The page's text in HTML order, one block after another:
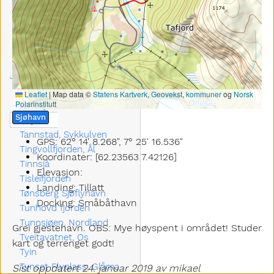
Leaflet | Map data ©Statens Kartverk,Geovekst, kommunerog Norsk
Polarinstitutt
Sjøhavn
GPS: 62° 14' 8.268", 7° 25' 16.536"
Koordinater: [62.23563 7.42126]
Elevasjon:
Landing: Tillatt
Docking: Småbåthavn
Grei gjestehavn. OBS: Mye høyspent i området! Studer
kart og terrenget godt!
Sist oppdatert 24. januar 2019 av mikael
Strandafjorden, Ål
Strandavatnet
Strondafjorden,fagernes
Stryn Sjøflyhavn
Stuorajávri/ store
Jotkavann
Suohpatjávri / Veivannet
Suolojávri / Holmvannet
Tafjord
Tannstad, Sykkulven
Tingvollfjorden, Ål
Tinnsjå
Tisleifjorden
Tønsberg Sjøflyhavn
Tunhovd fjorden
Tunnsjøen, Nordland
Tveitavatnet, Os
Tyin
Tynset Flyplass, Glåma